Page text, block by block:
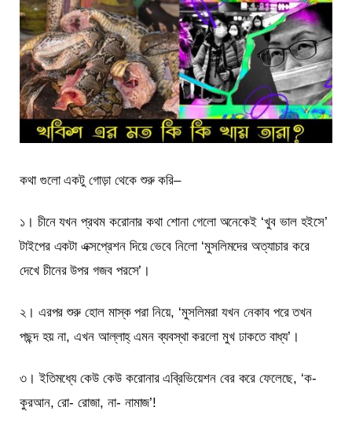
কথা গুলো একটু গোড়া থেকে শুরু করি–
১। চীনে যখন প্রথম করোনার কথা শোনা গেলো অনেকেই ‘খুব ভাল হইসে’
টাইপের একটা এক্সপ্রেশন দিয়ে ভেবে নিলো ‘মুসলিমদের অত্যাচার করে
দেখে চীনের উপর গজব পরসে’।
২। এরপর শুরু হোল মাস্ক পরা নিয়ে, ‘মুসলিমরা যখন নেকাব পরে তখন
পছন্দ হয় না, এখন আল্লাহ্ এমন ব্যবস্থা করলো মুখ ঢাকতে বাধ্য’।
৩। ইতিমধ্যে কেউ কেউ করোনার এব্রিভিয়েশন বের করে ফেলেছে, ‘ক-
কুরআন, রো- রোজা, না- নামাজ’!